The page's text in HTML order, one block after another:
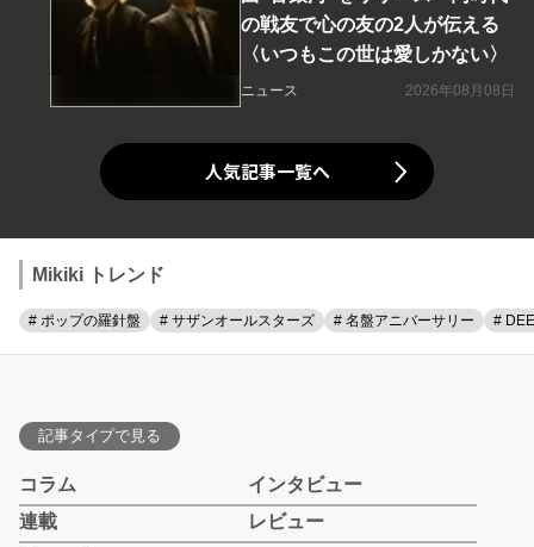
の戦友で心の友の2人が伝える
〈いつもこの世は愛しかない〉
ニュース 2026年08月08日
人気記事一覧へ
Mikiki トレンド
# ポップの羅針盤 # サザンオールスターズ # 名盤アニバーサリー #
記事タイプで見る
コラム
インタビュー
連載
レビュー